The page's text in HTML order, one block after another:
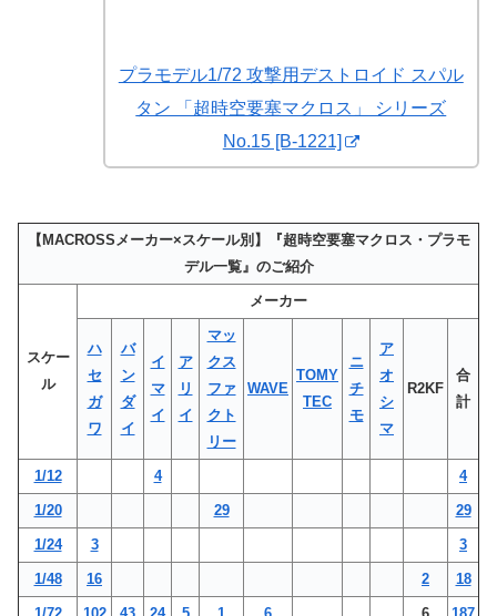
プラモデル1/72 攻撃用デストロイド スパル
タン 「超時空要塞マクロス」 シリーズ
No.15 [B-1221]
【MACROSSメーカー×スケール別】『超時空要塞マクロス・プラモ
デル一覧』のご紹介
スケー
ル
メーカー
ハ
セ
ガ
ワ
バ
ン
ダ
イ
イ
マ
イ
ア
リ
イ
マッ
クス
ファ
クト
リー
WAVE
TOMY
TEC
ニ
チ
モ
ア
オ
シ
マ
R2KF
合
計
1/12 4 4
1/20 29 29
1/24 3 3
1/48 16 2 18